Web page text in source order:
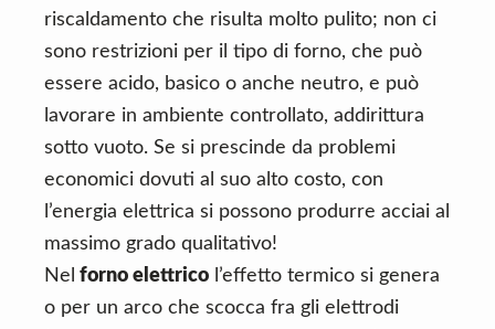
riscaldamento che risulta molto pulito; non ci
sono restrizioni per il tipo di forno, che può
essere acido, basico o anche neutro, e può
lavorare in ambiente controllato, addirittura
sotto vuoto. Se si prescinde da problemi
economici dovuti al suo alto costo, con
l’energia elettrica si possono produrre acciai al
massimo grado qualitativo!
Nel forno elettrico l’effetto termico si genera
o per un arco che scocca fra gli elettrodi